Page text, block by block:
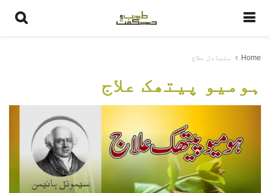
Home متبادل علاج
ہومیو پیتھک علاج